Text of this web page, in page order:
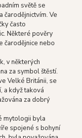
světě se
čarodějnictvím. Ve
často
Některé pověry
čarodějnice nebo
v některých
za symbol štěstí.
Velké Británii, se
a když taková
za dobrý
mytologii byla
spojené s bohyní